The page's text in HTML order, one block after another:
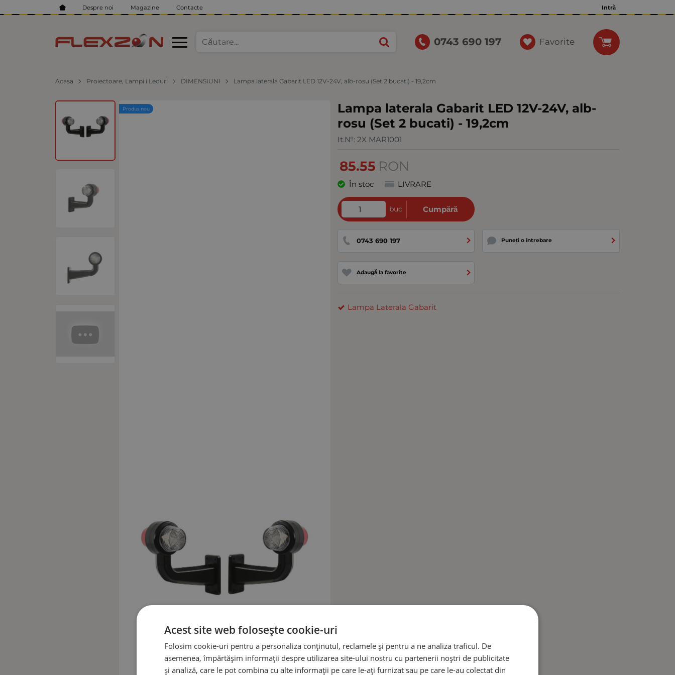
Despre noi Magazine Contacte Intră
0743 690 197 Favorite
Acasa Proiectoare, Lampi i Leduri DIMENSIUNI Lampa laterala Gabarit LED 12V-24V, alb-rosu (Set 2 bucati) - 19,2cm
Lampa laterala Gabarit LED 12V-24V, alb-
rosu (Set 2 bucati) - 19,2cm
It.№: 2X MAR1001
Produs nou
85.55 RON
În stoc LIVRARE
buc Cumpără
0743 690 197 Puneți o întrebare
Adaugă la favorite
Lampa Laterala Gabarit
Acest site web folosește cookie-uri
Folosim cookie-uri pentru a personaliza conținutul, reclamele și pentru a ne analiza traficul. De
asemenea, împărtășim informații despre utilizarea site-ului nostru cu partenerii noștri de publicitate
și analiză, care le pot combina cu alte informații pe care le-ați furnizat sau pe care le-au colectat din